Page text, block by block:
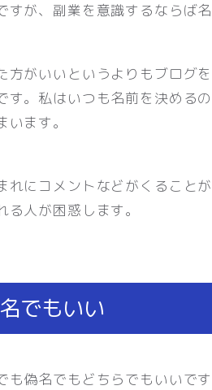
すが、副業を意識するならば
方がいいというよりもブログ
す。私はいつも名前を決める
います。
れにコメントなどがくること
る人が困惑します。
でもいい
も偽名でもどちらでもいいです